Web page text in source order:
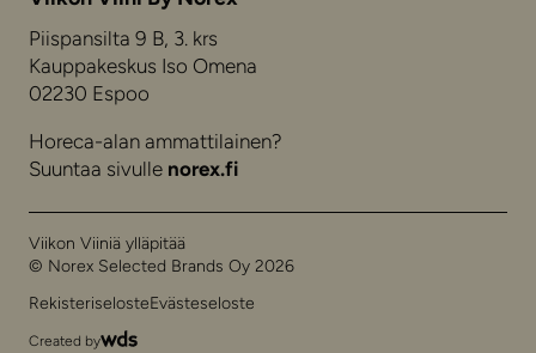
Piispansilta 9 B, 3. krs
Kauppakeskus Iso Omena
02230 Espoo
Horeca-alan ammattilainen?
Suuntaa sivulle norex.fi
Viikon Viiniä ylläpitää
© Norex Selected Brands Oy 2026
RekisteriselosteEvästeseloste
Created by